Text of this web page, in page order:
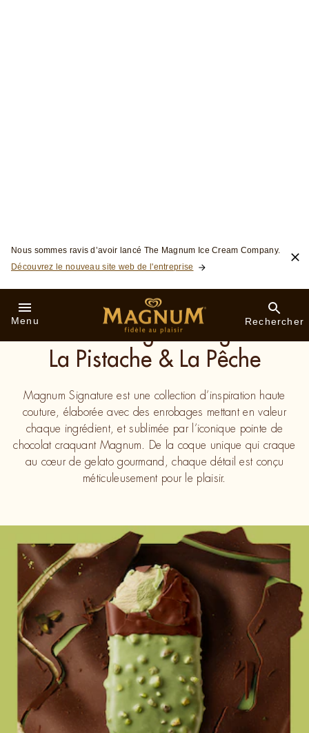
Nouveau Magnum Signature
La Pistache & La Pêche
Magnum Signature est une collection d’inspiration haute
couture, élaborée avec des enrobages mettant en valeur
chaque ingrédient, et sublimée par l’iconique pointe de
chocolat craquant Magnum. De la coque unique qui craque
au cœur de gelato gourmand, chaque détail est conçu
méticuleusement pour le plaisir.